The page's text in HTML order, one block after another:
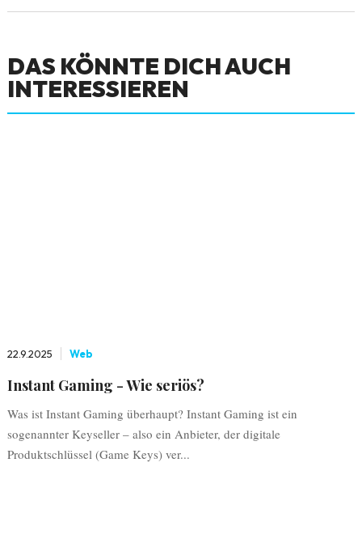
DAS KÖNNTE DICH AUCH
INTERESSIEREN
22.9.2025 Web
Instant Gaming - Wie seriös?
Was ist Instant Gaming überhaupt? Instant Gaming ist ein
sogenannter Keyseller – also ein Anbieter, der digitale
Produktschlüssel (Game Keys) ver...